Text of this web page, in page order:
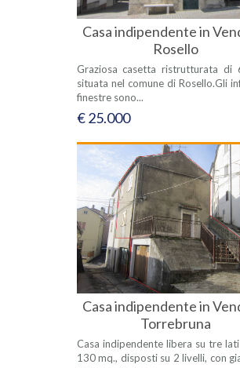
Casa indipendente in
Rosello
Graziosa casetta ristrutturata di
situata nel comune di Rosello.Gli
finestre sono...
€ 25.000
Casa indipendente in
Torrebruna
Casa indipendente libera su tre
130 mq., disposti su 2 livelli, con